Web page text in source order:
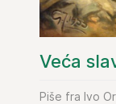
Veća
Piše fra Ivo